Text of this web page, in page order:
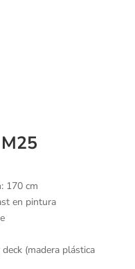
170 cm
en pintura
(madera plástica